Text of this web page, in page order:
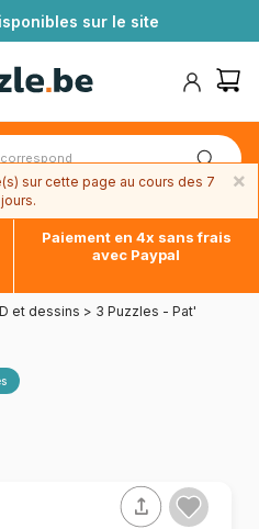
sur le site
Paiement en 4x sans frais
avec Paypal
et dessins > 3 Puzzles - Pat'
×
sur cette page au cours des 7